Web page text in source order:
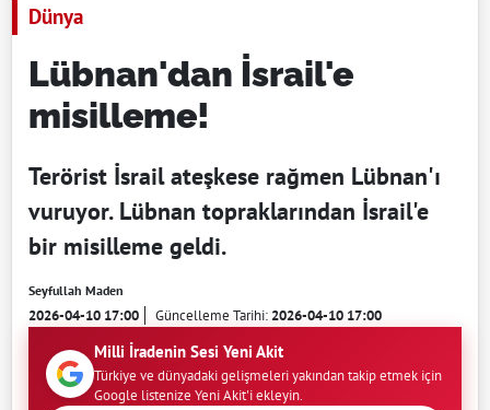
Dünya
Lübnan'dan İsrail'e
misilleme!
Terörist İsrail ateşkese rağmen Lübnan'ı
vuruyor. Lübnan topraklarından İsrail'e
bir misilleme geldi.
Seyfullah Maden
2026-04-10 17:00 Güncelleme Tarihi:2026-04-10 17:00
Milli İradenin Sesi Yeni Akit
Türkiye ve dünyadaki gelişmeleri yakından takip etmek için
Google listenize Yeni Akit'i ekleyin.